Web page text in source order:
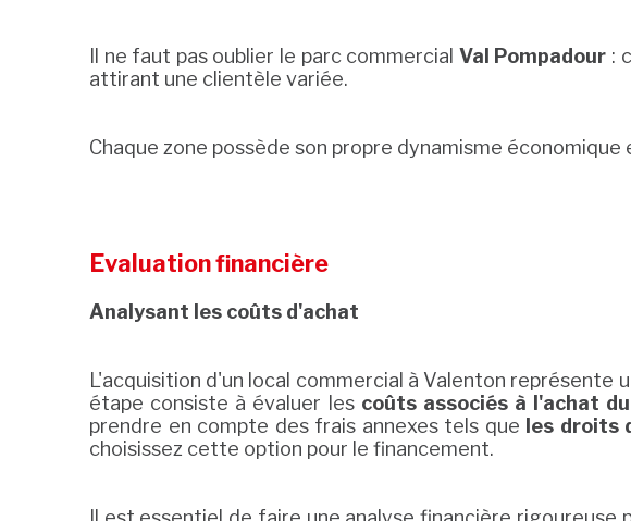
Il ne faut pas oublier le parc commercial Val Pompadour :
attirant une clientèle variée.
Chaque zone possède son propre dynamisme
Evaluation financière
Analysant les coûts d'achat
L'acquisition d'un local commercial à Valenton
étape consiste à évaluer les coûts associés à l'achat
prendre en compte des frais annexes tels que les droits
choisissez cette option pour le financement.